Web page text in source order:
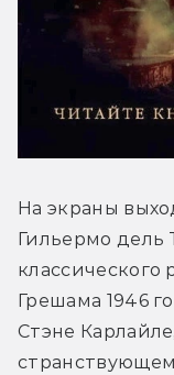
На экраны
Гильермо дель
Грешама 1946
Стэне
странствующем